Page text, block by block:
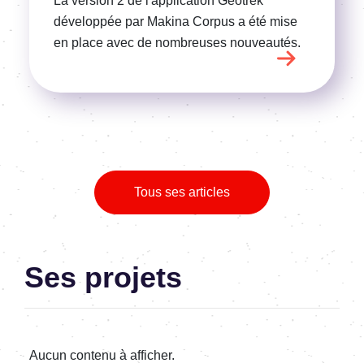
développée par Makina Corpus a été mise
en place avec de nombreuses nouveautés.
Tous ses articles
Ses projets
Aucun contenu à afficher.